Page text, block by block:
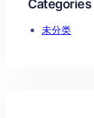
Categories
未分类